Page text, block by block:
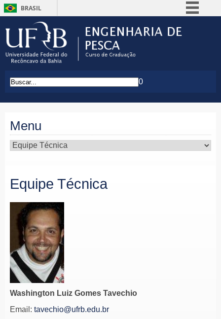
BRASIL
Legislação
Canais
0
Menu
Equipe Técnica
Washington Luiz Gomes Tavechio
Email: tavechio@ufrb.edu.br